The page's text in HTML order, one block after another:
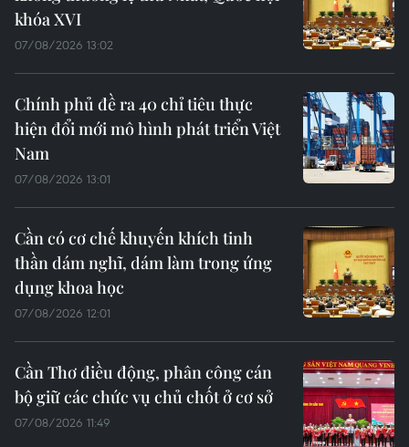
khóa XVI
07/08/2026 13:02
Chính phủ đề ra 40 chỉ tiêu thực
hiện đổi mới mô hình phát triển Việt
Nam
07/08/2026 13:01
Cần có cơ chế khuyến khích tinh
thần dám nghĩ, dám làm trong ứng
dụng khoa học
07/08/2026 12:01
Cần Thơ điều động, phân công cán
bộ giữ các chức vụ chủ chốt ở cơ sở
07/08/2026 11:49